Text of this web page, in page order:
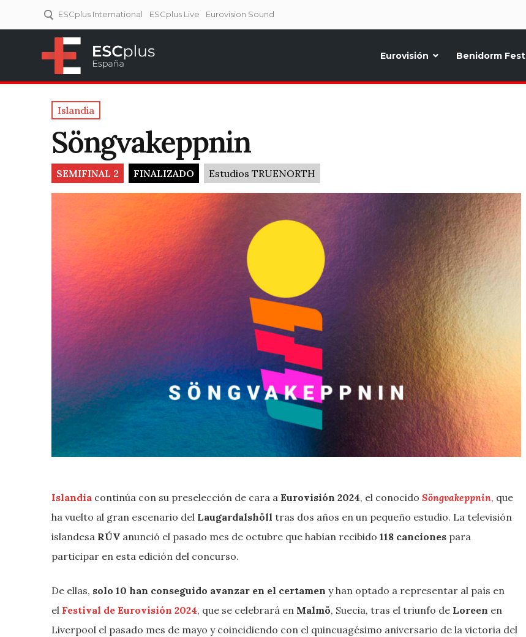
ESCplus International ESCplus Live Eurovision Sound
Eurovisión Benidorm Fest
Islandia
Söngvakeppnin
SEMIFINAL 2 FINALIZADO Estudios TRUENORTH
Islandia continúa con su preselección de cara a Eurovisión 2024, el conocido Söngvakeppnin, que
ha vuelto al gran escenario del Laugardalshöll tras dos años en un pequeño estudio. La televisión
islandesa RÚV anunció el pasado mes de octubre que habían recibido 118 canciones para
participar en esta edición del concurso.
De ellas, solo 10 han conseguido avanzar en el certamen y han optado a representar al país en
el Festival de Eurovisión 2024, que se celebrará en Malmö, Suecia, tras el triunfo de Loreen en
Liverpool el pasado mes de mayo y coincidiendo con el quincuagésimo aniversario de la victoria del